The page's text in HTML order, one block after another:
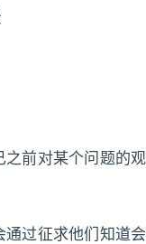
之前对某个问题的观
过征求他们知道会